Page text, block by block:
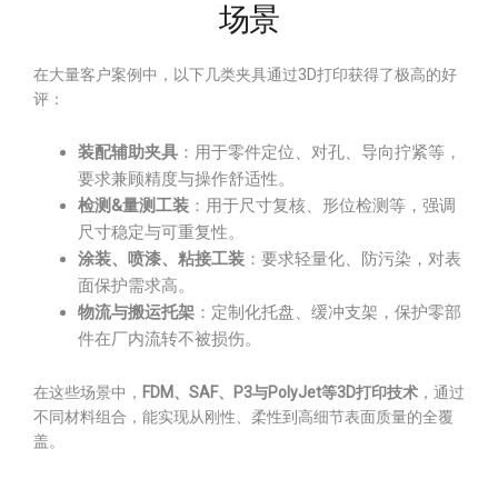
场景
在大量客户案例中，以下几类夹具通过3D打印获得了极高的好
评：
装配辅助夹具 ：用于零件定位、对孔、导向拧紧等，
要求兼顾精度与操作舒适性。
检测&量测工装 ：用于尺寸复核、形位检测等，强调
尺寸稳定与可重复性。
涂装、喷漆、粘接工装 ：要求轻量化、防污染，对表
面保护需求高。
物流与搬运托架 ：定制化托盘、缓冲支架，保护零部
件在厂内流转不被损伤。
在这些场景中， FDM、SAF、P3与PolyJet等3D打印技术 ，通过
不同材料组合，能实现从刚性、柔性到高细节表面质量的全覆
盖。